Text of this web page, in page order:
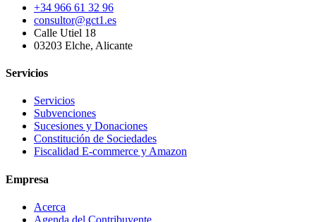
+34 966 61 32 96
consultor@gct1.es
Calle Utiel 18
03203 Elche, Alicante
Servicios
Servicios
Subvenciones
Sucesiones y Donaciones
Constitución de Sociedades
Fiscalidad E-commerce y Amazon
Empresa
Acerca
Agenda del Contribuyente